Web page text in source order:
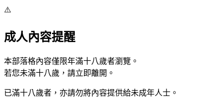
⚠️
成人內容提醒
本部落格內容僅限年滿十八歲者瀏覽。
若您未滿十八歲，請立即離開。
已滿十八歲者，亦請勿將內容提供給未成年人士。